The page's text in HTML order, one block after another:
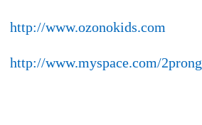
http://www.ozonokids.com
http://www.myspace.com/2prong